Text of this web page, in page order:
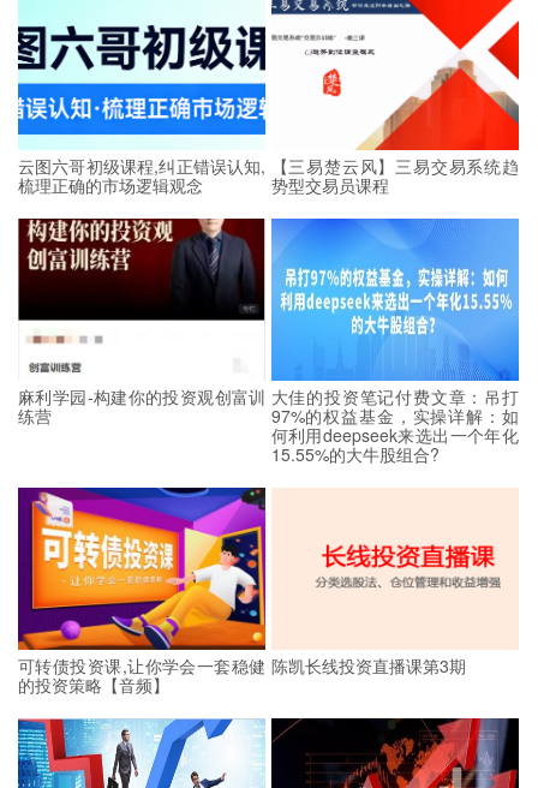
云图六哥初级课程,纠正错误认知,
梳理正确的市场逻辑观念
【三易楚云风】三易交易系统趋
势型交易员课程
麻利学园-构建你的投资观创富训
练营
大佳的投资笔记付费文章：吊打
97%的权益基金，实操详解：如
何利用deepseek来选出一个年化
15.55%的大牛股组合?
可转债投资课,让你学会一套稳健
的投资策略【音频】
陈凯长线投资直播课第3期